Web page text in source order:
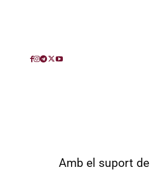
Amb el suport de